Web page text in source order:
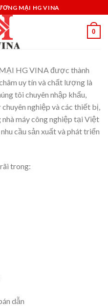
MẠI HG VINA
0
HG VINA được thành
uy tín và chất lượng là
tôi chuyên nhập khẩu,
chuyên nghiệp và các thiết bị,
máy công nghiệp tại Việt
cầu sản xuất và phát triển
trong:
dẫn